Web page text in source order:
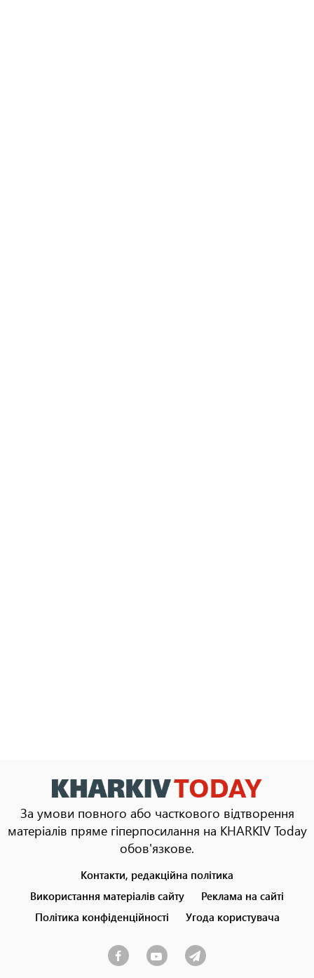
За умови повного або часткового відтворення
матеріалів пряме гіперпосилання на KHARKIV Today
обов'язкове.
menu
Контакти, редакційна політика
Використання матеріалів сайту
Реклама на сайті
Політика конфіденційності
Угода користувача